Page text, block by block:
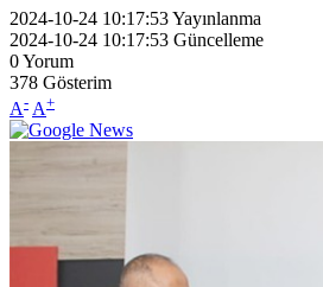
2024-10-24 10:17:53Yayınlanma
2024-10-24 10:17:53 Güncelleme
0Yorum
378 Gösterim
A- A+